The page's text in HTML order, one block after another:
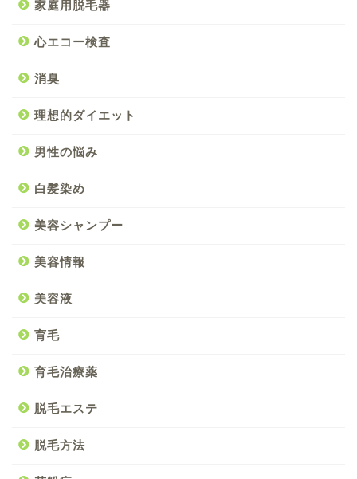
家庭用脱毛器
心エコー検査
消臭
理想的ダイエット
男性の悩み
白髪染め
美容シャンプー
美容情報
美容液
育毛
育毛治療薬
脱毛エステ
脱毛方法